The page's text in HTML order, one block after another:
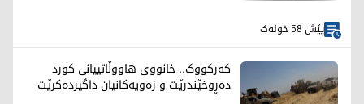
پێش 58 خولەک
کەرکووک.. خانووی هاووڵاتییانی کورد
دەڕوخێندرێت و زەویەکانیان داگیردەکرێت